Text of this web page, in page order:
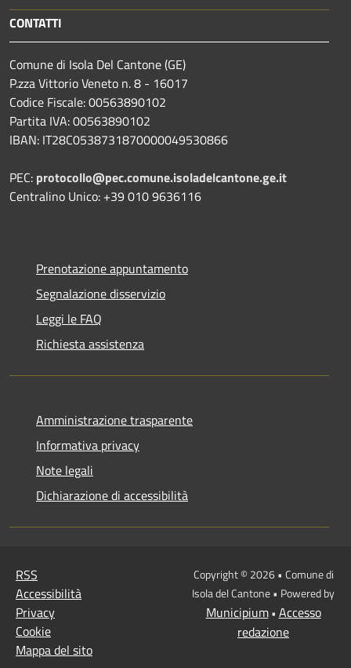
CONTATTI
Comune di Isola Del Cantone (GE)
P.zza Vittorio Veneto n. 8 - 16017
Codice Fiscale: 00563890102
Partita IVA: 00563890102
IBAN: IT28C0538731870000049530866
PEC: protocollo@pec.comune.isoladelcantone.ge.it
Centralino Unico: +39 010 9636116
Prenotazione appuntamento
Segnalazione disservizio
Leggi le FAQ
Richiesta assistenza
Amministrazione trasparente
Informativa privacy
Note legali
Dichiarazione di accessibilità
RSS
Accessibilità
Privacy
Cookie
Mappa del sito
Copyright © 2026 • Comune di
Isola del Cantone • Powered by
Municipium• Accesso
redazione